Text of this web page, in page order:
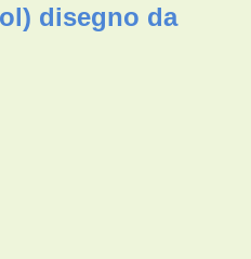
disegno da